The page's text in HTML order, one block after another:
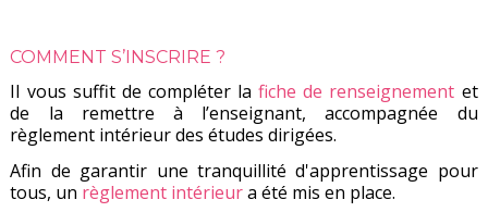
COMMENT S’INSCRIRE ?
Il vous suffit de compléter lafiche de renseignement et
de la remettre à l’enseignant, accompagnée du
règlement intérieur des études dirigées.
Afin de garantir une tranquillité d'apprentissage pour
tous, un règlement intérieur a été mis en place.